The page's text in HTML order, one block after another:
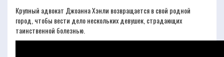
Крупный адвокат Джоанна Хэнли возвращается в свой родной
город, чтобы вести дело нескольких девушек, страдающих
таинственной болезнью.